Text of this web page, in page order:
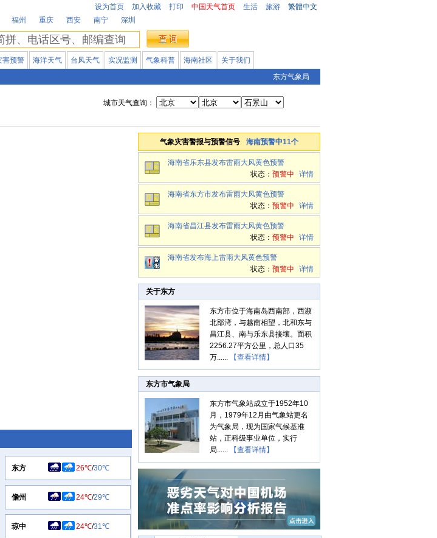
设为首页 加入收藏 打印 中国天气首页 生活 旅游
繁體中文
福州 重庆 西安 南宁 深圳
害预警 海洋天气 台风天气 实况监测 气象科普 海南社区
关于我们
东方气象局
城市天气查询：
东方 26℃/30℃
儋州 24℃/29℃
琼中 24℃/31℃
气象灾害警报与预警信号 海南预警中11个
海南省乐东县发布雷雨大风黄色预警
状态： 预警中 详情
海南省东方市发布雷雨大风黄色预警
状态： 预警中 详情
海南省昌江县发布雷雨大风黄色预警
状态： 预警中 详情
海南省发布海上雷雨大风黄色预警
状态： 预警中 详情
关于东方
东方市位于海南岛西南部，西濒
北部湾，与越南相望，北和东与
昌江县、南与乐东县接壤。面积
2256.27平方公里，总人口35
万......
【查看详情】
东方市气象局
东方市气象站成立于1952年10
月，1979年12月由气象站更名
为气象局，现为国家气候基准
站，正科级事业单位，实行
局......
【查看详情】